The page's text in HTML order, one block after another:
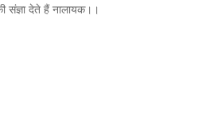
संज्ञा देते हैं नालायक।।